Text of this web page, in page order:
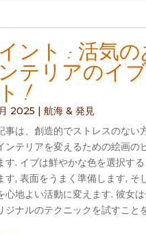
ント : 活気の
テリアのイ
!
2025 | 航海 & 発見
事は、創造的でストレスのない
ンテリアを変えるための絵画の
す. イブは鮮やかな色を選択す
す, 表面をうまく準備します, そ
心地よい活動に変えます. 彼女
ジナルのテクニックを試すこと